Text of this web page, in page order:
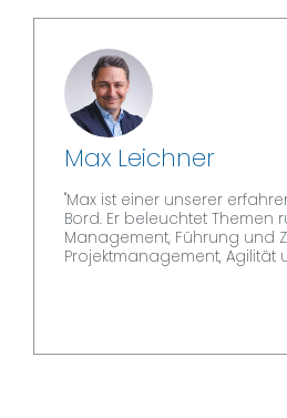
Max Leichner
"Max ist einer unserer
Bord. Er beleuchtet Themen
Management, Führung und
Projektmanagement, Agilität